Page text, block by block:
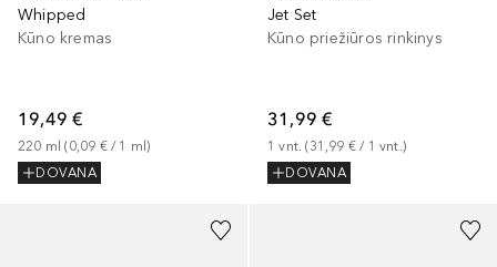
Whipped
Kūno kremas
19,49 €
220 ml (0,09 € / 1 ml)
DOVANA
Jet Set
Kūno priežiūros rinkinys
31,99 €
1 vnt. (31,99 € / 1 vnt. )
DOVANA